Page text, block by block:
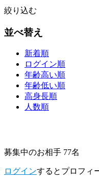
絞り込む
並べ替え
新着順
ログイン順
年齢高い順
年齢低い順
高身長順
人数順
募集中のお相手 77名
ログインするとプロフィ